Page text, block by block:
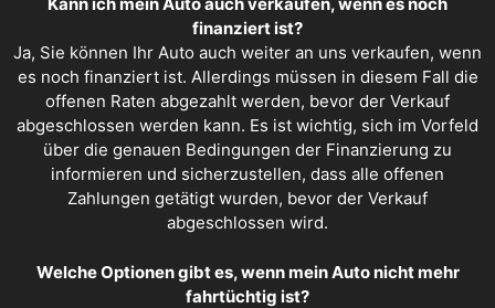
finanziert ist?
Ja, Sie können Ihr Auto auch weiter an uns verkaufen, wenn
es noch finanziert ist. Allerdings müssen in diesem Fall die
offenen Raten abgezahlt werden, bevor der Verkauf
abgeschlossen werden kann. Es ist wichtig, sich im Vorfeld
über die genauen Bedingungen der Finanzierung zu
informieren und sicherzustellen, dass alle offenen
Zahlungen getätigt wurden, bevor der Verkauf
abgeschlossen wird.
Welche Optionen gibt es, wenn mein Auto nicht mehr
fahrtüchtig ist?